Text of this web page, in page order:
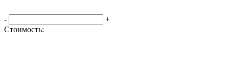
-
+
Стоимость: